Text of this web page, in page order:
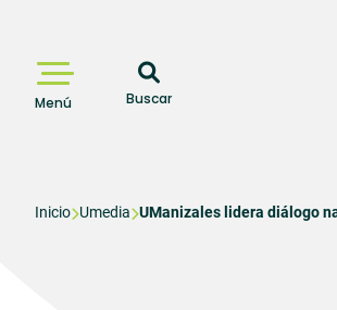
principal
Menú Buscar
Sobrescribir
Inicio Umedia UManizales lidera diálogo